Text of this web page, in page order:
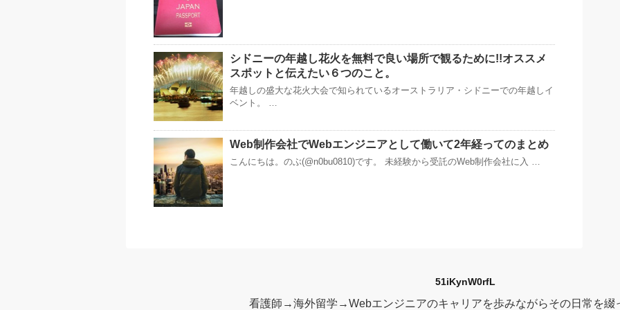
シドニーの年越し花火を無料で良い場所で観るために!!オススメ
スポットと伝えたい６つのこと。
年越しの盛大な花火大会で知られているオーストラリア・シドニーでの年越しイ
ベント。 …
Web制作会社でWebエンジニアとして働いて2年経ってのまとめ
こんにちは。のぶ(@n0bu0810)です。 未経験から受託のWeb制作会社に入 …
51iKynW0rfL
看護師→海外留学→Webエンジニアのキャリアを歩みながらその日常を綴